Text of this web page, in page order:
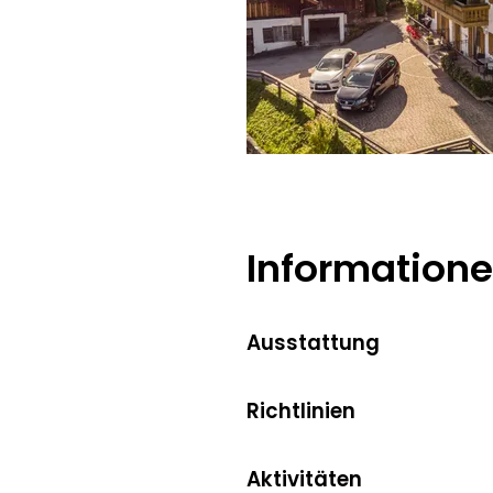
Ausstattung
Richtlinien
Aktivitäten